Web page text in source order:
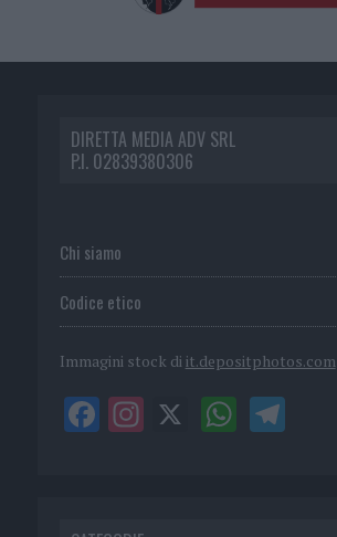
DIRETTA MEDIA ADV SRL
P.I. 02839380306
Chi siamo
Codice etico
Immagini stock di it.depositphotos.com